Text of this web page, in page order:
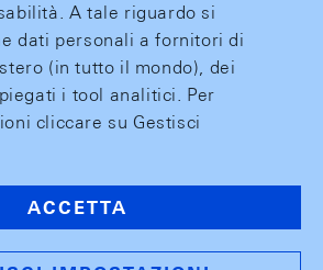
A tale riguardo si
dati personali a fornitori di
(in tutto il mondo), dei
i tool analitici. Per
cliccare su Gestisci
ACCETTA